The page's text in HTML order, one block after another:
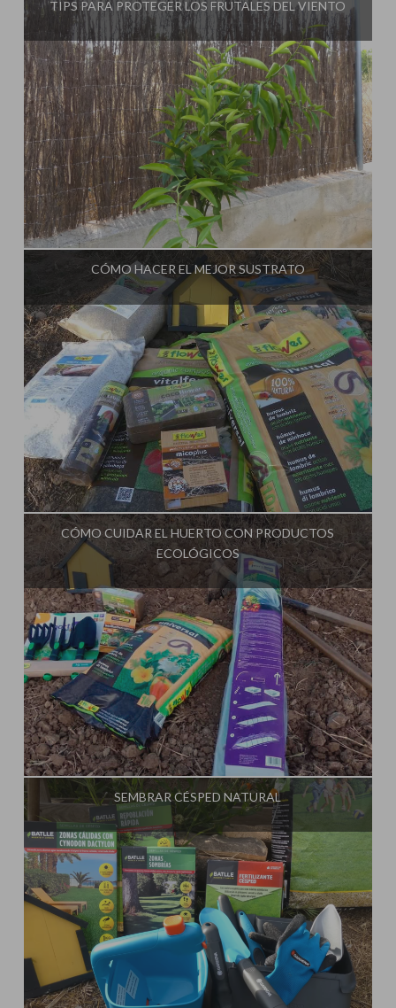
TIPS PARA PROTEGER LOS FRUTALES DEL VIENTO
Influencer:La Huerta de Iván
CÓMO HACER EL MEJOR SUSTRATO
Influencer:La Huerta de Iván
CÓMO CUIDAR EL HUERTO CON PRODUCTOS
ECOLÓGICOS
Influencer:La Huerta de Iván
SEMBRAR CÉSPED NATURAL